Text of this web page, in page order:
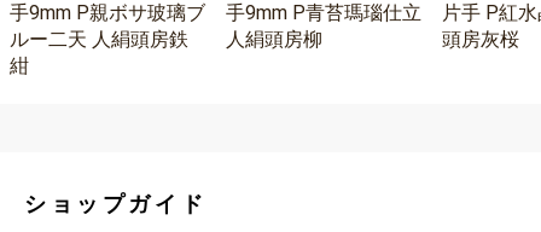
手9mm P親ボサ玻璃ブ
ルー二天 人絹頭房鉄
紺
手9mm P青苔瑪瑙仕立
人絹頭房柳
片手 P紅
頭房灰桜
ショップガイド